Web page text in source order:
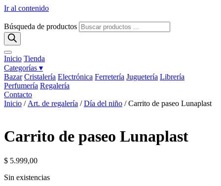
Ir al contenido
Búsqueda de productos
Inicio Tienda
Categorías ▾
Bazar Cristalería Electrónica Ferretería Juguetería Librería
Perfumería Regalería
Contacto
Inicio / Art. de regalería /Día del niño / Carrito de paseo Lunaplast
Carrito de paseo Lunaplast
$ 5.999,00
Sin existencias